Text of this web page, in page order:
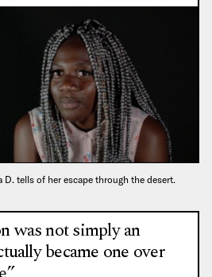
D. tells of her escape through the desert.
was not simply an
became one over